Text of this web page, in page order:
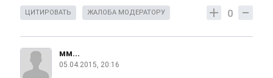
0
ЦИТИРОВАТЬ ЖАЛОБА МОДЕРАТОРУ
мм...
05.04.2015, 20:16